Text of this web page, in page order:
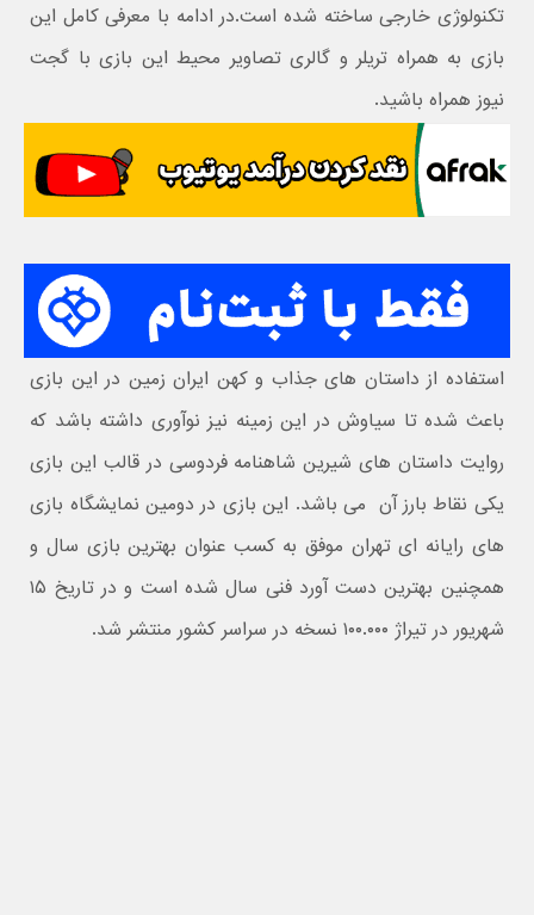
تکنولوژی خارجی ساخته شده است.در ادامه با معرفی کامل این
بازی به همراه تریلر و گالری تصاویر محیط این بازی با گجت
نیوز همراه باشید.
استفاده از داستان های جذاب و کهن ایران زمین در این بازی
باعث شده تا سیاوش در این زمینه نیز نوآوری داشته باشد که
روایت داستان های شیرین شاهنامه فردوسی در قالب این بازی
یکی نقاط بارز آن می باشد. این بازی در دومین نمایشگاه بازی
های رایانه ای تهران موفق به کسب عنوان بهترین بازی سال و
همچنین بهترین دست آورد فنی سال شده است و در تاریخ ۱۵
شهریور در تیراژ ۱۰۰.۰۰۰ نسخه در سراسر کشور منتشر شد.